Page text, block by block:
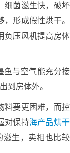
细菌滋生快，破坏
形成假性烘干。
负压风机提高房体
鱼与空气能充分接
到房体外。
料要更困难，而控
对保持海产品烘干
滋生，卖相也比较